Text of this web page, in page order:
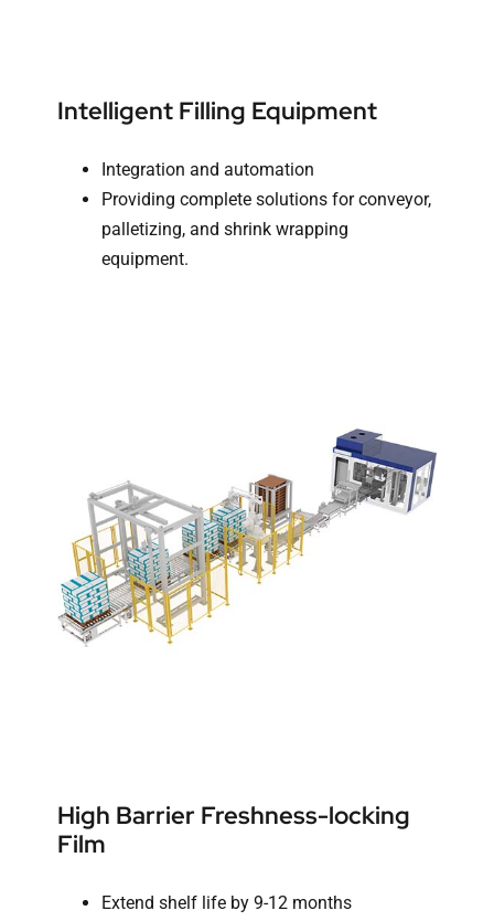
Intelligent Filling Equipment
Integration and automation
Providing complete solutions for conveyor,
palletizing, and shrink wrapping
equipment.
High Barrier Freshness-locking
Film
Extend shelf life by 9-12 months